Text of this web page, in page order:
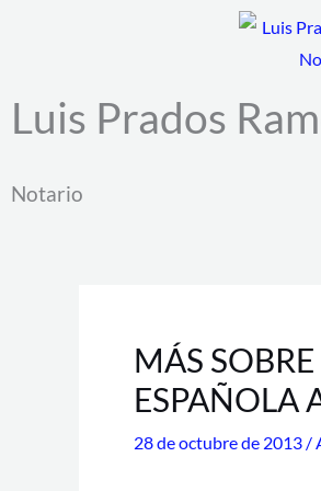
Luis Prados
Notario
MÁS
ESPAÑOLA
28 de octubre de 2013 /